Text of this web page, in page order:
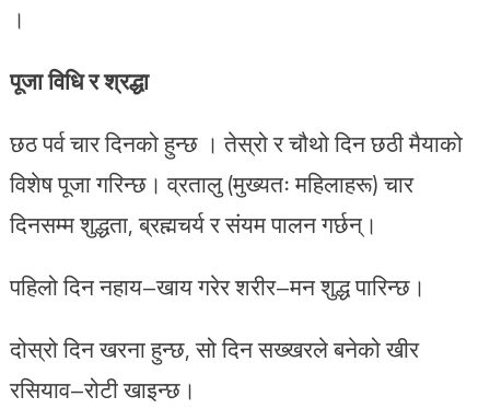
।
पूजा विधि र श्रद्धा
छठ पर्व चार दिनको हुन्छ । तेस्रो र चौथो दिन छठी मैयाको
विशेष पूजा गरिन्छ। व्रतालु (मुख्यतः महिलाहरू) चार
दिनसम्म शुद्धता, ब्रह्मचर्य र संयम पालन गर्छन्।
पहिलो दिन नहाय–खाय गरेर शरीर–मन शुद्ध पारिन्छ।
दोस्रो दिन खरना हुन्छ, सो दिन सख्खरले बनेको खीर
रसियाव–रोटी खाइन्छ।